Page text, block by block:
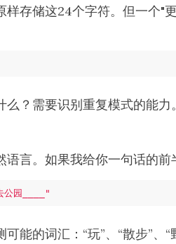
样存储这24个字符。但一个"
么？需要识别重复模式的能力
语言。如果我给你一句话的前
公园____"
能的词汇：“玩”、“散步”